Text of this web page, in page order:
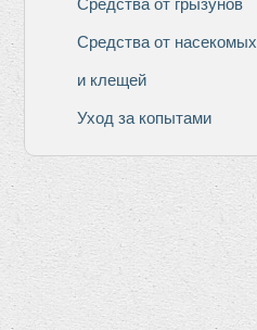
Средства от грызунов
Средства от насекомых
и клещей
Уход за копытами